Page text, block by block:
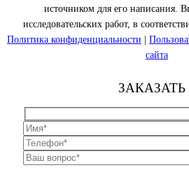
источником для его написания.
исследовательских работ, в
Политика конфиденциальности
сайта